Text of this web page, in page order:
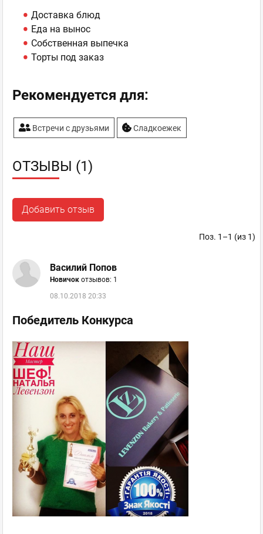
Доставка блюд
Еда на вынос
Собственная выпечка
Торты под заказ
Рекомендуется для:
Встречи с друзьями Сладкоежек
ОТЗЫВЫ (1)
Добавить отзыв
Поз. 1–1 (из 1)
Василий Попов
Новичок отзывов: 1
08.10.2018 20:33
Победитель Конкурса